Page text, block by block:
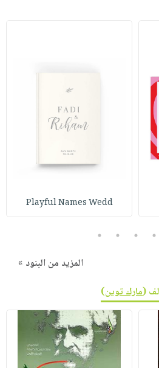
Playful Names Wedd
2
3
4
5
المزيد من البنود »
(مارك توين)